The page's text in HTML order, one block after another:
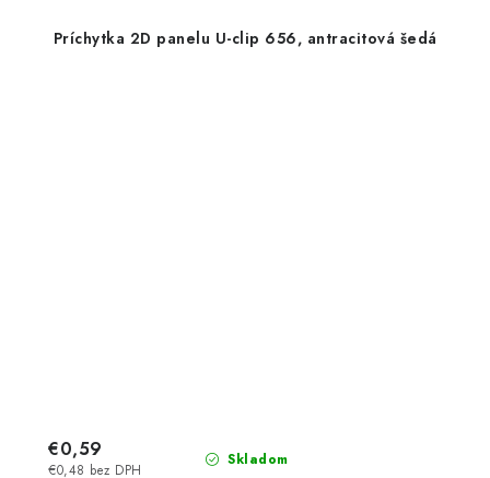
Príchytka 2D panelu U-clip 656, antracitová šedá
Skladom
€0,48 bez DPH
€0,59